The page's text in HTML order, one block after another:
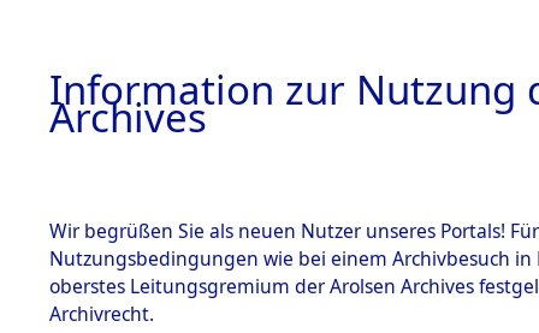
Information zur Nutzung
Archives
Wir begrüßen Sie als neuen Nutzer unseres Portals!
Nutzungsbedingungen wie bei einem Archivbesuch
oberstes Leitungsgremium der Arolsen Archives
Archivrecht.